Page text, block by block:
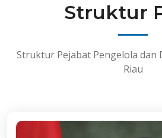
Struktur
Struktur Pejabat Pengelola dan
Riau